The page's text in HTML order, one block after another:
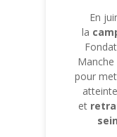
En
la
pour
et